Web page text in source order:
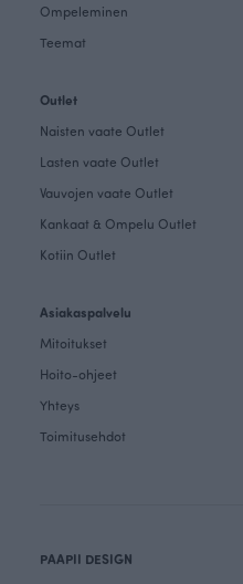
Ompeleminen
Teemat
Outlet
Naisten vaate Outlet
Lasten vaate Outlet
Vauvojen vaate Outlet
Kankaat & Ompelu Outlet
Kotiin Outlet
Asiakaspalvelu
Mitoitukset
Hoito-ohjeet
Yhteys
Toimitusehdot
PAAPII DESIGN